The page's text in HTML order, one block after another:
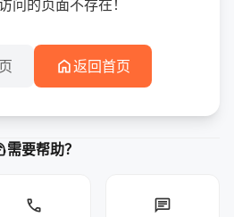
问的页面不存在！
home返回首页
需要帮助？
phone chat